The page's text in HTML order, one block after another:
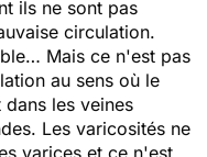
ils ne sont pas
circulation.
Mais ce n'est pas
au sens où le
les veines
Les varicosités ne
varices et ce n'est